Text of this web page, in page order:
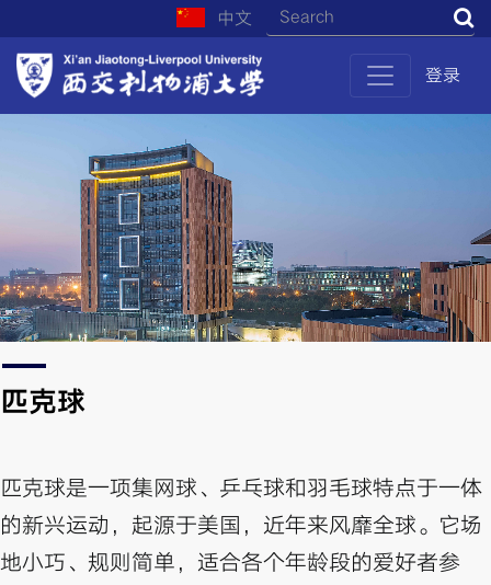
中文
登录
匹克球
匹克球是一项集网球、乒乓球和羽毛球特点于一体
的新兴运动，起源于美国，近年来风靡全球。它场
地小巧、规则简单，适合各个年龄段的爱好者参